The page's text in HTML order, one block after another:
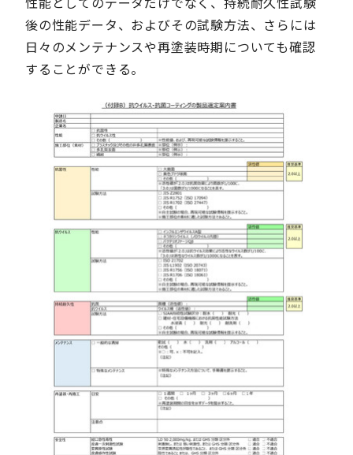
後の性能データ、およびその試験方法、さらには
日々のメンテナンスや再塗装時期についても確認
することができる。